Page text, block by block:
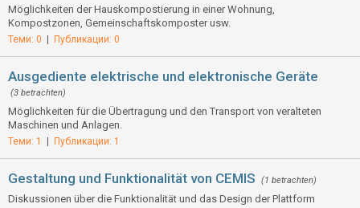
Möglichkeiten der Hauskompostierung in einer Wohnung,
Kompostzonen, Gemeinschaftskomposter usw.
Теми: 0 Публикации: 0
Ausgediente elektrische und elektronische Geräte
(3 betrachten)
Möglichkeiten für die Übertragung und den Transport von veralteten
Maschinen und Anlagen.
Теми: 1 Публикации: 1
Gestaltung und Funktionalität von CEMIS (1 betrachten)
Diskussionen über die Funktionalität und das Design der Plattform